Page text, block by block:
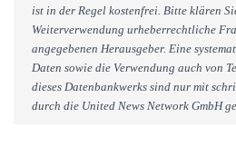
ist in der Regel kostenfrei. Bitte klären
Weiterverwendung urheberrechtliche
angegebenen Herausgeber. Eine
Daten sowie die Verwendung auch von
dieses Datenbankwerks sind nur mit
durch die United News Network GmbH